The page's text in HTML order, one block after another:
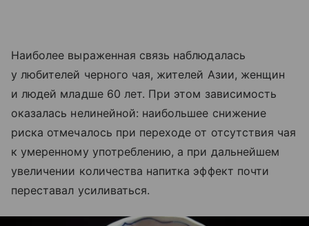
Наиболее выраженная связь наблюдалась
у любителей черного чая, жителей Азии, женщин
и людей младше 60 лет. При этом зависимость
оказалась нелинейной: наибольшее снижение
риска отмечалось при переходе от отсутствия чая
к умеренному употреблению, а при дальнейшем
увеличении количества напитка эффект почти
переставал усиливаться.